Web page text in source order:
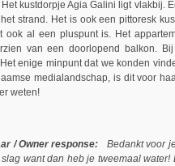
kustdorpje Agia Galini ligt vlakbij.
strand. Het is ook een pittoresk
ook al een pluspunt is. Het
van een doorlopend balkon.
enige minpunt dat we konden
medialandschap, is dit voor
weten!
/ Owner response:
Bedankt voor
want dan heb je tweemaal